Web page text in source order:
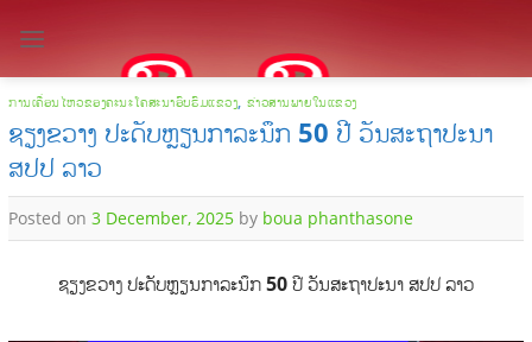
content
ການເຄື່ອນໄຫວຂອງຄະນະໂຄສະນາອົບຮົມແຂວງ, ຂ່າວສານພາຍໃນແຂວງ
ຊຽງຂວາງ ປະດັບຫຼຽນກາລະນຶກ 50 ປີ ວັນສະຖາປະນາ
ສປປ ລາວ
Posted on 3 December, 2025 by boua phanthasone
ຊຽງຂວາງ ປະດັບຫຼຽນກາລະນຶກ50ປີ ວັນສະຖາປະນາສປປລາວ